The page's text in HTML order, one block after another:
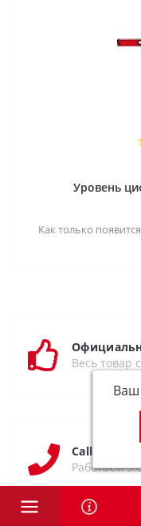
Уровень
Как только
Весь товар
Call-center
Работаем